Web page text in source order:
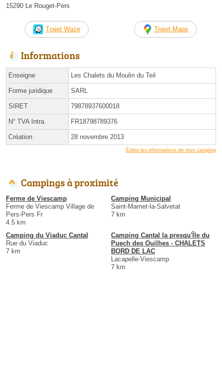
15290 Le Rouget-Pers
Trajet Waze Trajet Maps
Informations
Enseigne Les Chalets du Moulin du Teil
Forme juridique SARL
SIRET 79878937600018
N° TVA Intra. FR18798789376
Création 28 novembre 2013
Éditer les informations de mon camping
Campings à proximité
Ferme de Viescamp
Ferme de Viescamp Village de
Pers-Pers Fr
4.5 km
Camping Municipal
Saint-Mamet-la-Salvetat
7 km
Camping du Viaduc Cantal
Rue du Viaduc
7 km
Camping Cantal la presqu'Île du
Puech des Ouilhes - CHALETS
BORD DE LAC
Lacapelle-Viescamp
7 km